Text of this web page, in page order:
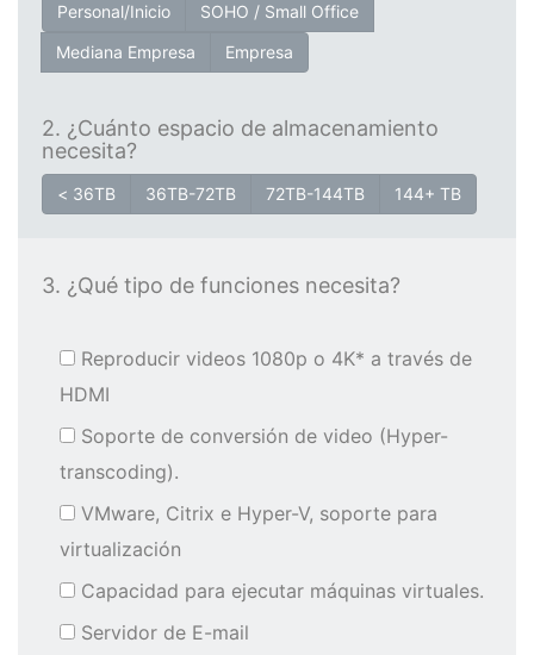
Personal/Inicio
SOHO / Small Office
Mediana Empresa
Empresa
2. ¿Cuánto espacio de almacenamiento
necesita?
< 36TB 36TB-72TB 72TB-144TB 144+ TB
3. ¿Qué tipo de funciones necesita?
Reproducir videos 1080p o 4K* a través de
HDMI
Soporte de conversión de video (Hyper-
transcoding).
VMware, Citrix e Hyper-V, soporte para
virtualización
Capacidad para ejecutar máquinas virtuales.
Servidor de E-mail